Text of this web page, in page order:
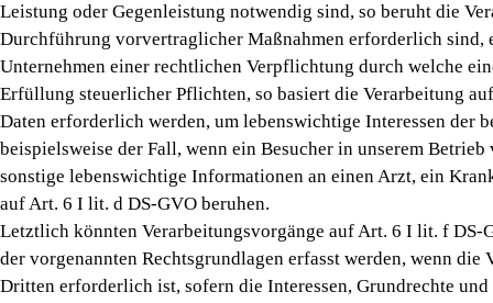
Leistung oder Gegenleistung notwendig sind, so beruht die
Durchführung vorvertraglicher Maßnahmen erforderlich sind,
Unternehmen einer rechtlichen Verpflichtung durch welche
Erfüllung steuerlicher Pflichten, so basiert die Verarbeitung
Daten erforderlich werden, um lebenswichtige Interessen der
beispielsweise der Fall, wenn ein Besucher in unserem
sonstige lebenswichtige Informationen an einen Arzt, ein
auf Art. 6 I lit. d DS-GVO beruhen.
Letztlich könnten Verarbeitungsvorgänge auf Art. 6 I lit. f DS-
der vorgenannten Rechtsgrundlagen erfasst werden, wenn
Dritten erforderlich ist, sofern die Interessen, Grundrechte